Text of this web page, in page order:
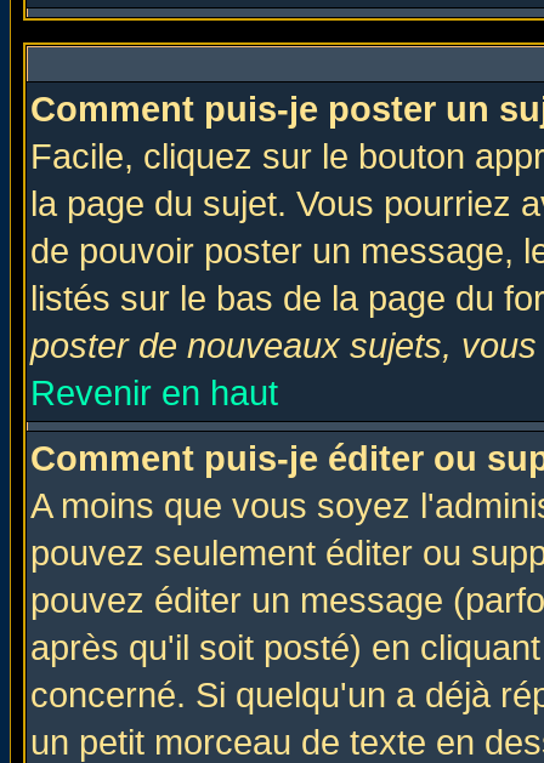
Comment puis-je poster un
Facile, cliquez sur le bouton
la page du sujet. Vous pourriez
de pouvoir poster un message,
listés sur le bas de la page du
poster de nouveaux sujets,
Revenir en haut
Comment puis-je éditer ou
A moins que vous soyez
pouvez seulement éditer ou
pouvez éditer un message
après qu'il soit posté) en
concerné. Si quelqu'un a déjà
un petit morceau de texte en